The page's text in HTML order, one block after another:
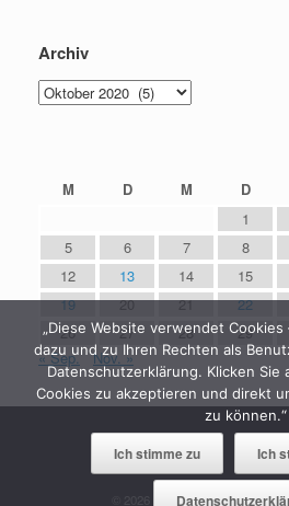
Archiv
Archiv
M
D M D
1
5
6 7 8
12
13 14 15
19
20 21 22
26
27 28 29
« Sep.
Nov. »
© 2026 Gemeinde Grenderich &
„Diese Website verwendet
dazu und zu Ihren Rechten als
Datenschutzerklärung. Klicken Sie
Cookies zu akzeptieren und direkt
zu können.“
Ich stimme zu Ich